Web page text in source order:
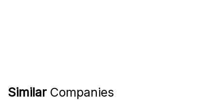
Similar Companies